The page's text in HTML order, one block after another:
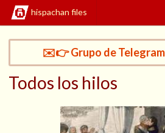
hispachan files
✉️👉 Grupo de
Todos los hilos